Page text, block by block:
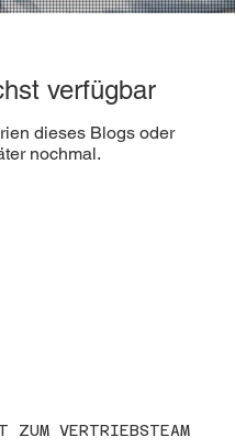
verfügbar
dieses Blogs oder
nochmal.
ZUM VERTRIEBSTEAM